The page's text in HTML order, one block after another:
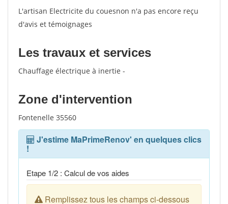
L'artisan Electricite du couesnon n'a pas encore reçu
d'avis et témoignages
Les travaux et services
Chauffage électrique à inertie -
Zone d'intervention
Fontenelle 35560